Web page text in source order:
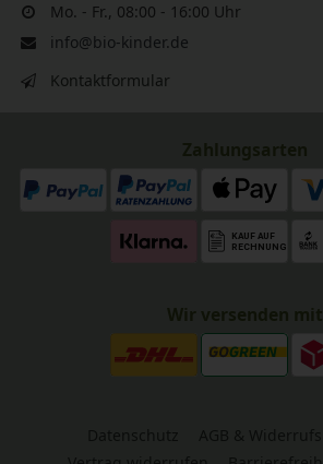
Mo. - Fr., 08:00 - 16:00 Uhr
info@bio-kinder.de
Kontaktformular
Zahlungsarten
Wir versenden mit